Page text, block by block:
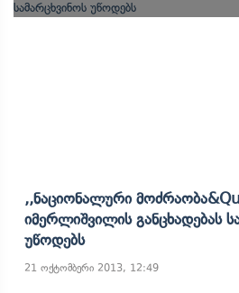
,,ნაციონალური
Იმერლიშვილის Განცხადებას
Უწოდებს
21 ოქტომბერი 2013, 12:49